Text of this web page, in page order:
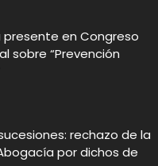
presente en Congreso
sobre “Prevención
rechazo de la
por dichos de